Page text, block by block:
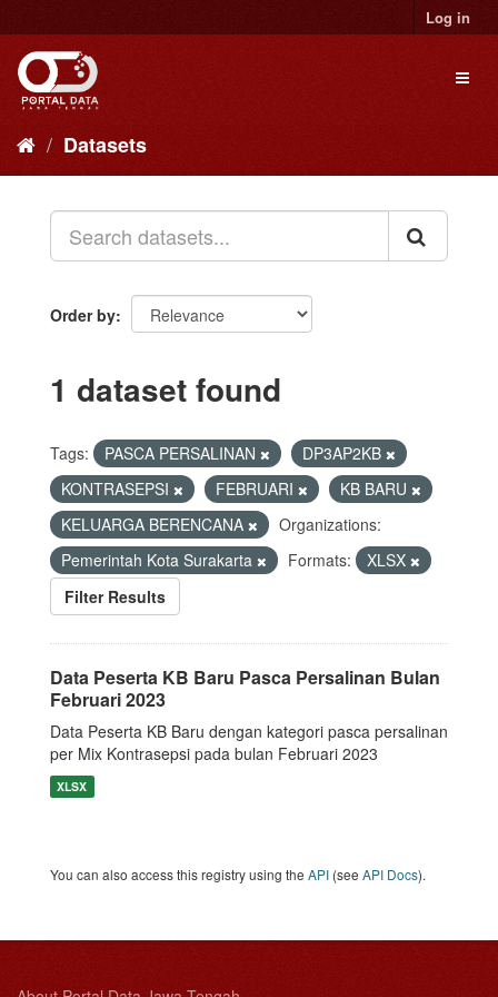
to
content
Log in
Datasets
Order by
1 dataset found
Tags: PASCA PERSALINAN
DP3AP2KB
KONTRASEPSI
FEBRUARI
KB BARU
KELUARGA BERENCANA
Organizations:
Pemerintah Kota Surakarta
Formats:
XLSX
Filter Results
Data Peserta KB Baru Pasca Persalinan Bulan
Februari 2023
Data Peserta KB Baru dengan kategori pasca persalinan
per Mix Kontrasepsi pada bulan Februari 2023
XLSX
You can also access this registry using the API (see API Docs).